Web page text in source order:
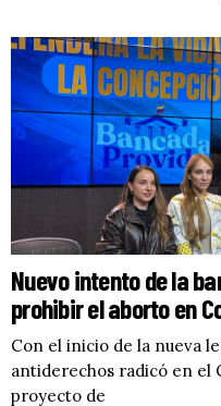
Nuevo intento de la
prohibir el aborto en
Con el inicio de la nueva
antiderechos radicó en el
proyecto de